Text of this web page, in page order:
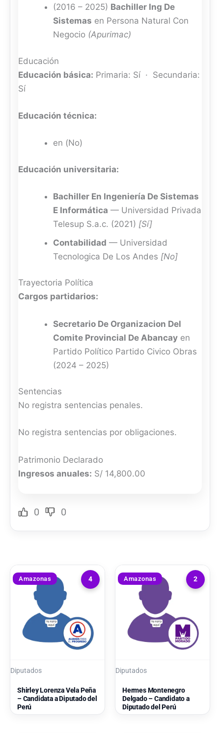
(2016 – 2025) Bachiller Ing De
Sistemas en Persona Natural Con
Negocio (Apurimac)
Educación
Educación básica: Primaria: Sí · Secundaria:
Sí
Educación técnica:
en (No)
Educación universitaria:
Bachiller En Ingeniería De Sistemas
E Informática — Universidad Privada
Telesup S.a.c. (2021) [Sí]
Contabilidad — Universidad
Tecnologica De Los Andes [No]
Trayectoria Política
Cargos partidarios:
Secretario De Organizacion Del
Comite Provincial De Abancay en
Partido Político Partido Civico Obras
(2024 – 2025)
Sentencias
No registra sentencias penales.
No registra sentencias por obligaciones.
Patrimonio Declarado
Ingresos anuales: S/ 14,800.00
0 0
4
Amazonas
Diputados
Shirley Lorenza Vela Peña
– Candidata a Diputado del
Perú
2
Amazonas
Diputados
Hermes Montenegro
Delgado – Candidato a
Diputado del Perú